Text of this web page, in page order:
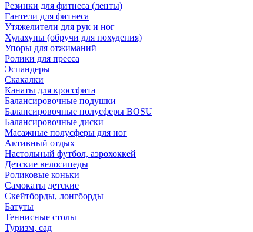
Резинки для фитнеса (ленты)
Гантели для фитнеса
Утяжелители для рук и ног
Хулахупы (обручи для похудения)
Упоры для отжиманий
Ролики для пресса
Эспандеры
Скакалки
Канаты для кроссфита
Балансировочные подушки
Балансировочные полусферы BOSU
Балансировочные диски
Масажные полусферы для ног
Активный отдых
Настольный футбол, аэрохоккей
Детские велосипеды
Роликовые коньки
Самокаты детские
Скейтборды, лонгборды
Батуты
Теннисные столы
Туризм, сад